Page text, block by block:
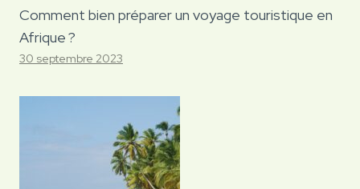
Comment bien préparer un voyage touristique en
Afrique ?
30 septembre 2023